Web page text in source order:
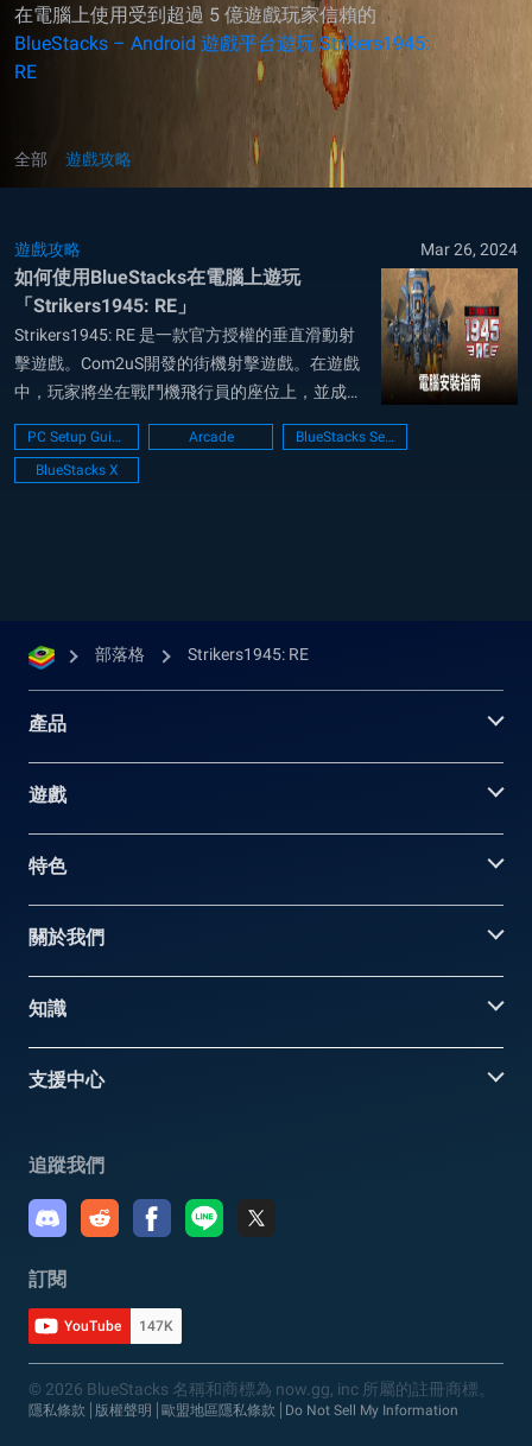
在電腦上使用受到超過 5 億遊戲玩家信賴的
BlueStacks – Android 遊戲平台遊玩 Strikers1945:
RE
全部 遊戲攻略
遊戲攻略 Mar 26, 2024
如何使用BlueStacks在電腦上遊玩
「Strikers1945: RE」
Strikers1945: RE 是一款官方授權的垂直滑動射
擊遊戲。Com2uS開發的街機射擊遊戲。在遊戲
中，玩家將坐在戰鬥機飛行員的座位上，並成為
名為「Strikers」的特種部隊的主角。 使用
BlueStacks在電腦上遊玩「Strikers1945: RE」,
你將體驗到打敗敵人的快感，就像3...
PC Setup Guide Arcade
BlueStacks Setup
BlueStacks X
部落格 Strikers1945: RE
產品
遊戲
特色
關於我們
知識
支援中心
追蹤我們
訂閱
YouTube 147K
© 2026 BlueStacks 名稱和商標為 now.gg, inc 所屬的註冊商標。
隱私條款 版權聲明 歐盟地區隱私條款 Do Not Sell My Information